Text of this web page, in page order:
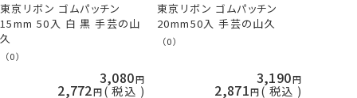
東京リボン ゴムパッチン
15mm 50入 白 黒 手芸の山
久
（0）
3,080
2,772 税込
東京リボン ゴムパッチン
20mm50入 手芸の山久
（0）
3,190
2,871 税込